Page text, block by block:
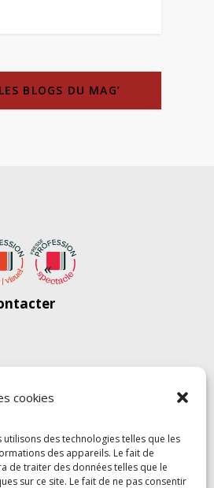
cookies
des technologies telles que les
des appareils. Le fait de
de traiter des données telles que le
sur ce site. Le fait de ne pas consentir
LES BLOGS DU MAG’